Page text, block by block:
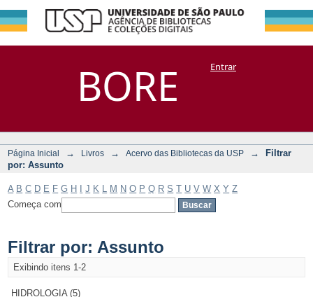
BORE
Filtrar por:
Assunto
DSpace/Manakin + CoriscoEntrar
Página Inicial → Livros → Acervo das Bibliotecas da USP →
Filtrar
por: Assunto
A B C D E F G H J K M N O P Q R S T U V W X Y Z
Começa com
Filtrar por: Assunto
Exibindo itens 1-2
HIDROLOGIA (5)